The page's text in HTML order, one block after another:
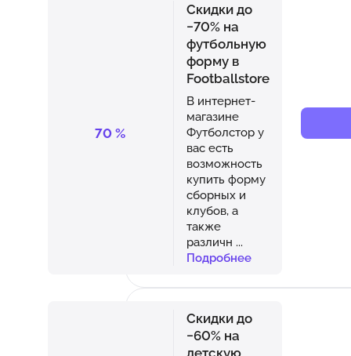
70 %
Скидки до
−70% на
футбольную
форму в
Footballstore
В интернет-
магазине
Футболстор у
вас есть
возможность
купить форму
сборных и
клубов, а
также
различн ...
Подробнее
Скидки до
−60% на
детскую